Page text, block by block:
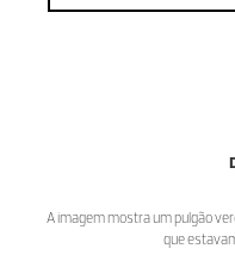
A imagem mostra um pulgão
que